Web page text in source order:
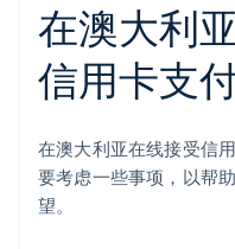
在澳大利
信用卡支
在澳大利亚在线接受信
要考虑一些事项，以帮
望。